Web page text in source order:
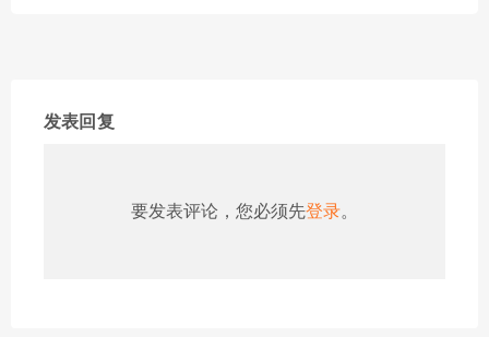
发表回复
要发表评论，您必须先登录。